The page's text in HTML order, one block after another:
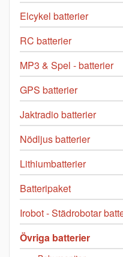
Elcykel batterier
RC batterier
MP3 & Spel - batterier
GPS batterier
Jaktradio batterier
Nödljus batterier
Lithiumbatterier
Batteripaket
Irobot - Städrobotar
Övriga batterier